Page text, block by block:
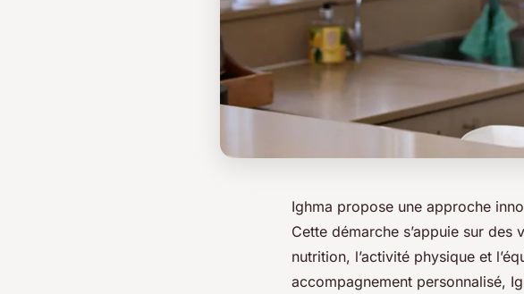
Ighma propose une approche
Cette démarche s’appuie sur
nutrition, l’activité physique et
accompagnement personnalisé,